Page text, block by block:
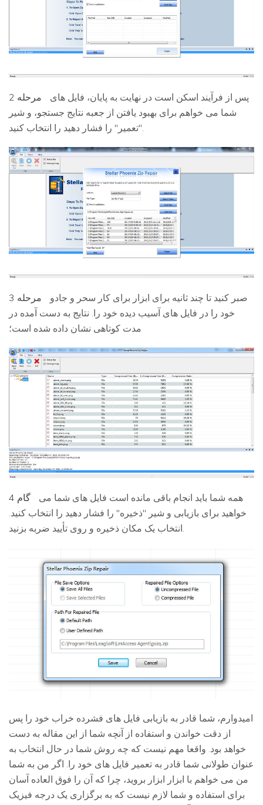
مرحله 2
شما می خواهم برای بهبود یافتن از جعبه نتایج جستجو، و شیر
"تعمیر" را فشار دهید را انتخاب کنید.
مرحله 3
خود را در فایل های آسیب دیده خود را. نتایج به دست آمده در
مدت کوتاهی نشان داده شده است؛
گام 4
خواهید برای بازیابی و شیر "ذخیره" را فشار دهید را انتخاب کنید.
انتخاب یک مکان ذخیره و روی تأیید ضربه بزنید.
امیدوارم، شما قادر به بازیابی فایل های فشرده خراب خود را پس
از دقت خواندن و استفاده از آنچه شما از این مقاله به دست
خواهد بود. واقعا مهم نیست که چه روش شما در حال انتخاب به
عنوان طولانی شما قادر به تعمیر فایل های خود را. اگر من به شما
من می خواهم با ابزار ابزار بروید، چرا که آن را فوق العاده آسان
برای استفاده و شما لازم نیست که به برگزاری یک درجه فیزیک